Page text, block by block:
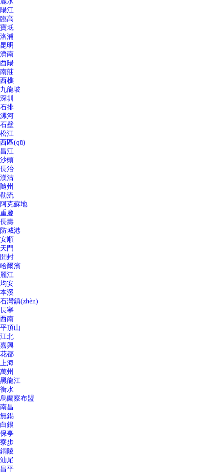
陽江
臨高
寶坻
洛浦
昆明
濟南
酉陽
南莊
西樵
九龍坡
深圳
石排
漯河
石壁
松江
西區(qū)
昌江
沙頭
長治
漢沽
隨州
勒流
阿克蘇地
重慶
長壽
防城港
安順
天門
開封
哈爾濱
麗江
均安
本溪
石灣鎮(zhèn)
長寧
西南
平頂山
江北
嘉興
花都
上海
萬州
黑龍江
衡水
烏蘭察布盟
南昌
無錫
白銀
保亭
寮步
銅陵
汕尾
昌平